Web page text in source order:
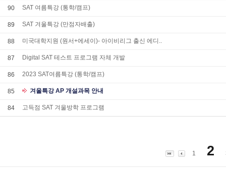
90 SAT 여름특강 (통학/캠프)
89 SAT 겨울특강 (만점자배출)
88 미국대학지원 (원서+에세이)- 아이비리그 출신 에디..
87 Digital SAT 테스트 프로그램 자체 개발
86 2023 SAT여름특강 (통학/캠프)
85 겨울특강 AP 개설과목 안내
84 고득점 SAT 겨울방학 프로그램
1 2